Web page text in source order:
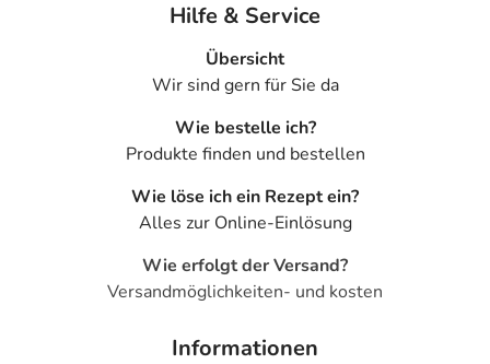
Hilfe & Service
Übersicht
Wir sind gern für Sie da
Wie bestelle ich?
Produkte finden und bestellen
Wie löse ich ein Rezept ein?
Alles zur Online-Einlösung
Wie erfolgt der Versand?
Versandmöglichkeiten- und kosten
Informationen